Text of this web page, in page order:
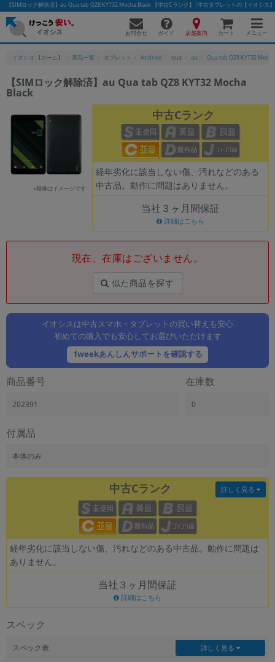
【SIMロック解除済】au Qua tab QZ8 KYT32 Mocha Black 【中古Cランク】|中古タブレットの【イオシス】
お問合せ ガイド 店舗案内 カート メニュー
イオシス 【ホーム】 商品一覧 タブレット Android qua au Qua tab QZ8 KYT32 Mocha
【SIMロック解除済】au Qua tab QZ8 KYT32 Mocha
Black
※画像はイメージです
中古Cランク
経年劣化に該当しない傷、汚れなどのある
中古品。動作に問題はありません。
当社３ヶ月間保証
詳細はこちら
現在、在庫はございません。
似た商品を探す
イオシスは中古スマホ・タブレットの買い替えも安心
初めての購入でも安心してお選びいただけます
1weekあんしんサポートを確認する
商品番号
202391
在庫数
0
付属品
本体のみ
中古Cランク
経年劣化に該当しない傷、汚れなどのある中古品。動作に問題は
ありません。
詳しく見る
当社３ヶ月間保証
詳細はこちら
スペック
スペック表 詳しく見る
フリーワード
除外ワード
人気の検索ワード： Let's note EliteBookMacBook
「スマートフォン」「タブレット」など
製造、販売メーカーの絞り込み
「Apple」「SONY」「SHARP」など
商品の搭載機能による絞り込み
ドライブ
ドライブの絞り込み
ランク
商品状態の絞り込み
メモリ
モニタサイズ